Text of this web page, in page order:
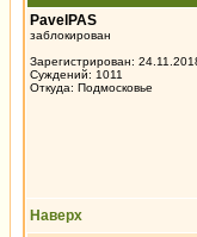
PavelPAS
заблокирован
Зарегистрирован:
Суждений: 1011
Откуда: Подмосковье
Наверх